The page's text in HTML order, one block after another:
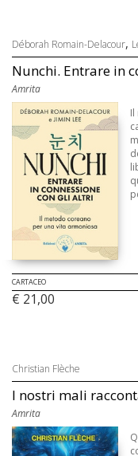
Déborah Romain-Delacour,
Nunchi. Entrare in
Amrita
Il
CARTACEO
€ 21,00
Christian Flèche
I nostri mali
Amrita